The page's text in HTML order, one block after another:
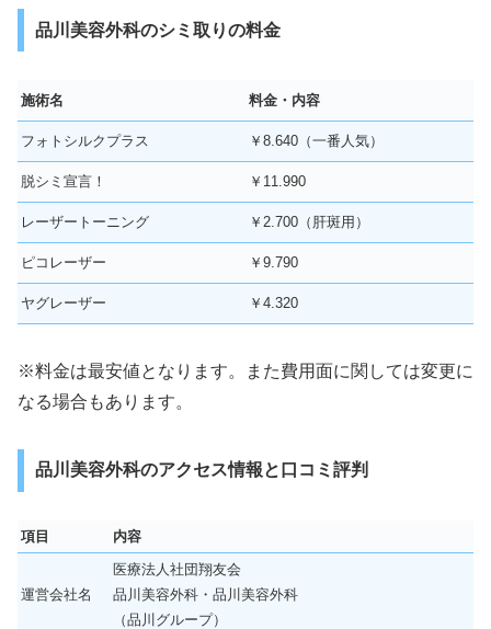
品川美容外科のシミ取りの料金
施術名 料金・内容
フォトシルクプラス ￥8.640（一番人気）
脱シミ宣言！ ￥11.990
レーザートーニング ￥2.700（肝斑用）
ピコレーザー ￥9.790
ヤグレーザー ￥4.320
※料金は最安値となります。また費用面に関しては変更に
なる場合もあります。
品川美容外科のアクセス情報と口コミ評判
項目 内容
運営会社名
医療法人社団翔友会
品川美容外科・品川美容外科
（品川グループ）